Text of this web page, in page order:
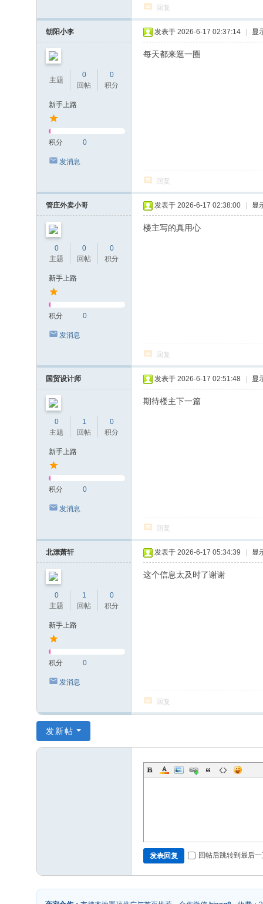
回复
朝阳小李
主题
0
回帖
0
积分
新手上路
积分 0
发消息
发表于 2026-6-17 02:37:14 显
每天都来逛一圈
回复
管庄外卖小哥
0
主题
0
回帖
0
积分
新手上路
积分 0
发消息
发表于 2026-6-17 02:38:00 显
楼主写的真用心
回复
国贸设计师
0
主题
1
回帖
0
积分
新手上路
积分 0
发消息
发表于 2026-6-17 02:51:48 显
期待楼主下一篇
回复
北漂萧轩
0
主题
1
回帖
0
积分
新手上路
积分 0
发消息
发表于 2026-6-17 05:34:39 显
这个信息太及时了谢谢
回复
发新帖
发表回复 回帖后跳转到最后